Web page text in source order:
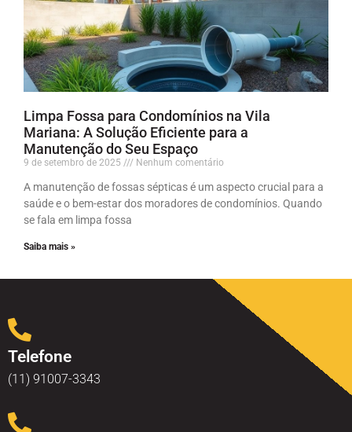
Limpa Fossa para Condomínios na Vila
Mariana: A Solução Eficiente para a
Manutenção do Seu Espaço
9 de setembro de 2025 Nenhum comentário
A manutenção de fossas sépticas é um aspecto crucial para a
saúde e o bem-estar dos moradores de condomínios. Quando
se fala em limpa fossa
Saiba mais »
Telefone
(11) 91007-3343